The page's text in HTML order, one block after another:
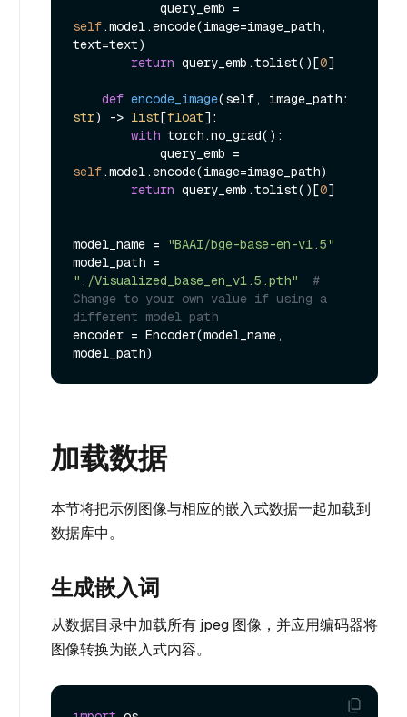
self.model.encode(image=image_path,
text=text)
return query_emb.tolist()[0]
def encode_image(
str) -> list[float]:
with torch.no_grad():
self.model.encode(image=image_path)
return query_emb.tolist()[0]
model_name =
"BAAI/bge-base-en-v1.5"
"./Visualized_base_en_v1.5.pth"
#
Change to your own value if using a
different model path
encoder = Encoder(model_name,
加载数据
本节将把示例图像与相应的嵌入式数据一起加载到
数据库中。
生成嵌入词
从数据目录中加载所有 jpeg 图像，并应用编码器将
图像转换为嵌入式内容。